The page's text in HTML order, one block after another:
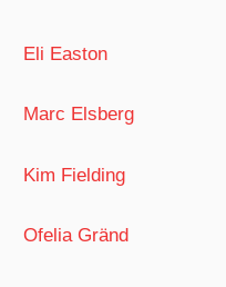
Eli Easton
Marc Elsberg
Kim Fielding
Ofelia Gränd